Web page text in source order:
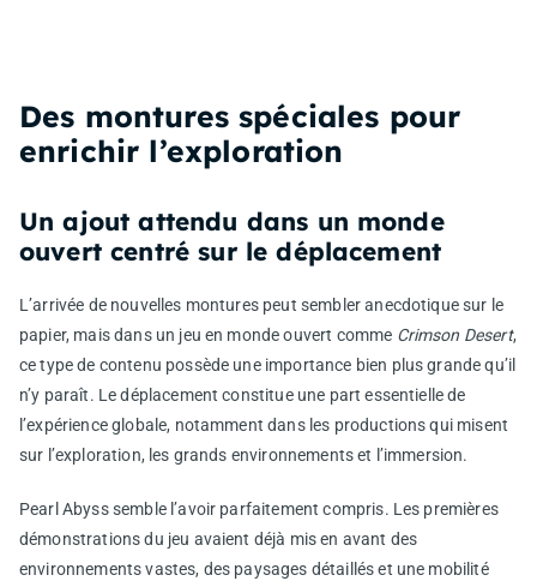
Des montures spéciales pour
enrichir l’exploration
Un ajout attendu dans un monde
ouvert centré sur le déplacement
L’arrivée de nouvelles montures peut sembler anecdotique sur le
papier, mais dans un jeu en monde ouvert comme Crimson Desert,
ce type de contenu possède une importance bien plus grande qu’il
n’y paraît. Le déplacement constitue une part essentielle de
l’expérience globale, notamment dans les productions qui misent
sur l’exploration, les grands environnements et l’immersion.
Pearl Abyss semble l’avoir parfaitement compris. Les premières
démonstrations du jeu avaient déjà mis en avant des
environnements vastes, des paysages détaillés et une mobilité